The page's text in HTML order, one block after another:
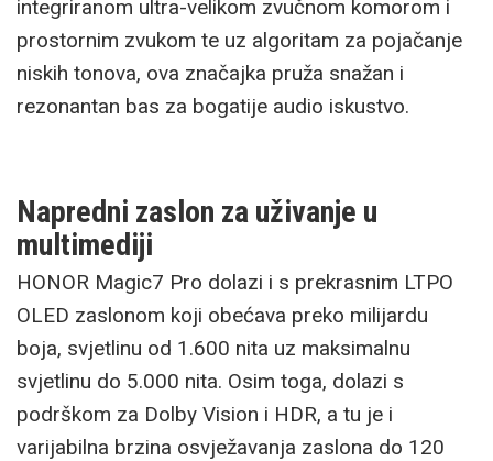
integriranom ultra-velikom zvučnom komorom i
prostornim zvukom te uz algoritam za pojačanje
niskih tonova, ova značajka pruža snažan i
rezonantan bas za bogatije audio iskustvo.
Napredni zaslon za uživanje u
multimediji
HONOR Magic7 Pro dolazi i s prekrasnim LTPO
OLED zaslonom koji obećava preko milijardu
boja, svjetlinu od 1.600 nita uz maksimalnu
svjetlinu do 5.000 nita. Osim toga, dolazi s
podrškom za Dolby Vision i HDR, a tu je i
varijabilna brzina osvježavanja zaslona do 120